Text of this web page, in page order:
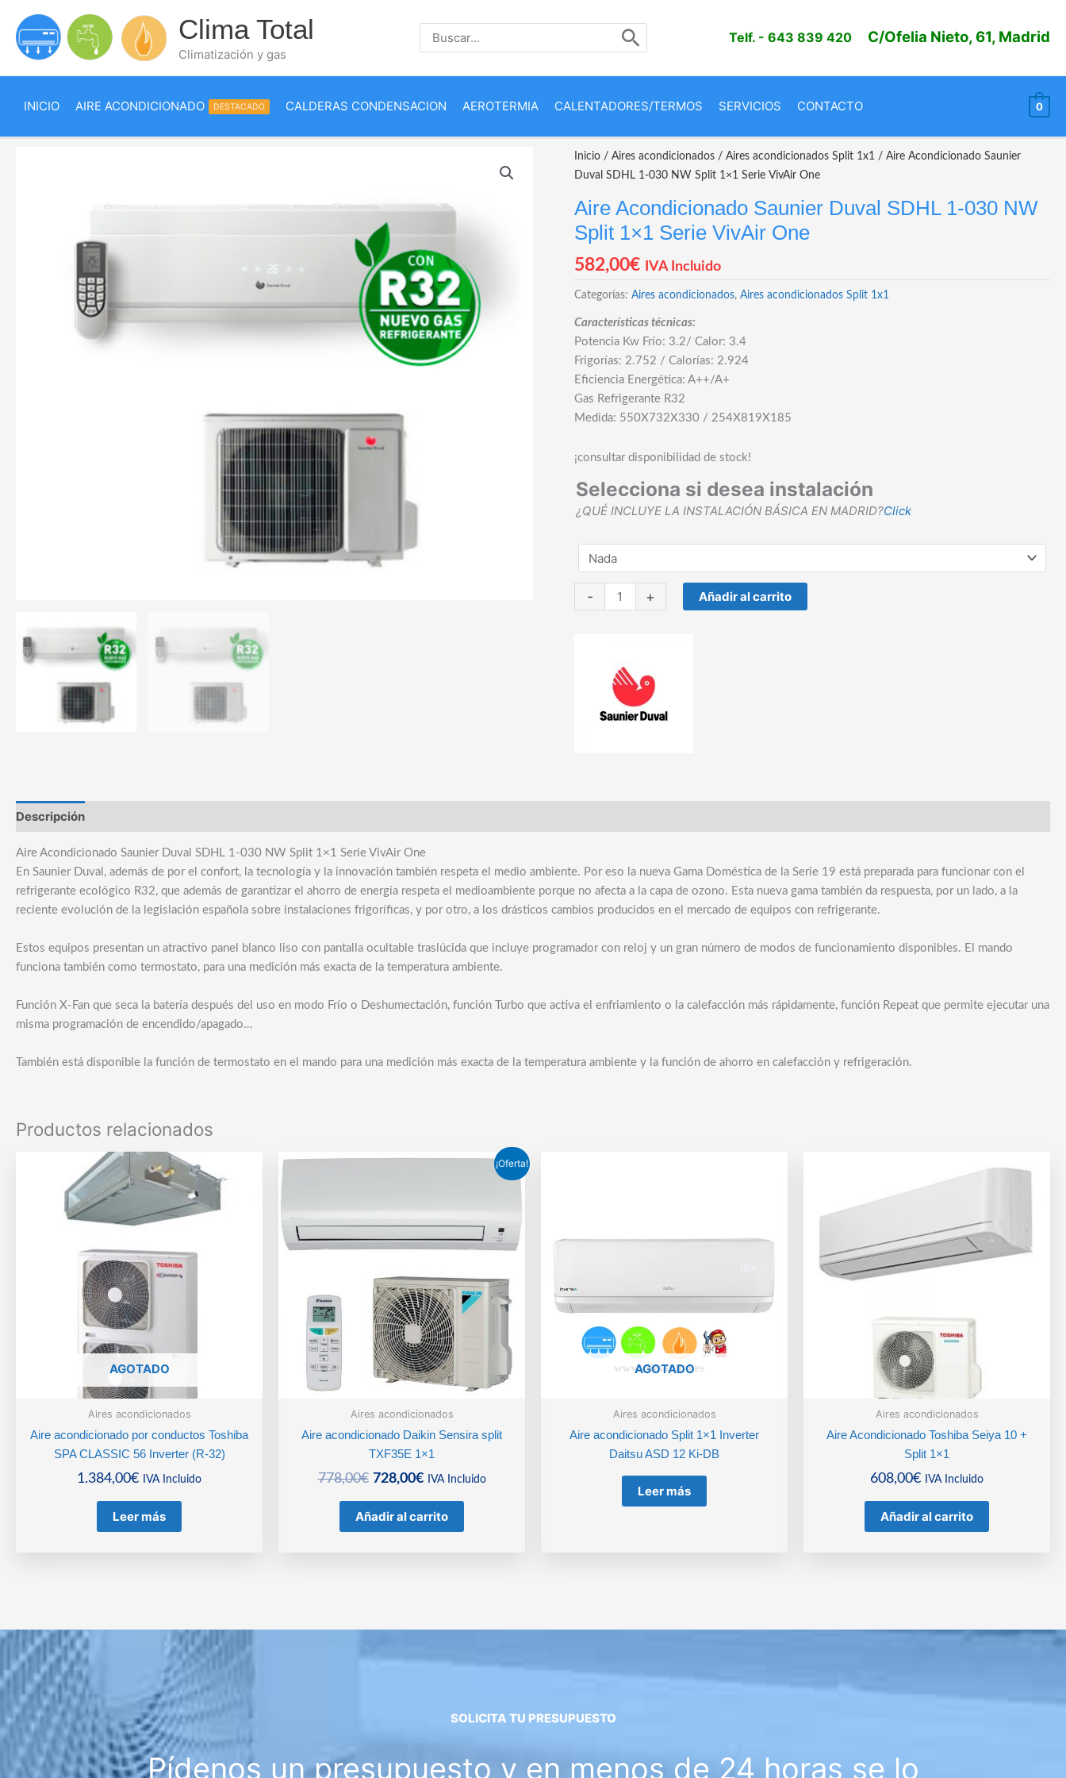
contenido
Clima Total
Climatización y gas
Buscar
por:
Telf. - 643 839 420 C/Ofelia Nieto, 61, Madrid
INICIO AIRE ACONDICIONADO DESTACADO CALDERAS CONDENSACION AEROTERMIA CALENTADORES/TERMOS SERVICIOS CONTACTO 0
Inicio /Aires acondicionados /Aires acondicionados Split 1x1 / Aire Acondicionado Saunier
Duval SDHL 1-030 NW Split 1×1 Serie VivAir One
Aire Acondicionado Saunier Duval SDHL 1-030 NW
Split 1×1 Serie VivAir One
582,00€ IVA Incluido
Categorías:Aires acondicionados,Aires acondicionados Split 1x1
Características técnicas:
Potencia Kw Frío: 3.2/ Calor: 3.4
Frigorías: 2.752 / Calorías: 2.924
Eficiencia Energética: A++/A+
Gas Refrigerante R32
Medida: 550X732X330 / 254X819X185
¡consultar disponibilidad de stock!
Selecciona si desea instalación
¿QUÉ INCLUYE LA INSTALACIÓN BÁSICA EN MADRID?Click
-
Acondicionado
VivAir
+ Añadir al carrito
Descripción
Aire Acondicionado Saunier Duval SDHL 1-030 NW Split 1×1 Serie VivAir One
En Saunier Duval, además de por el confort, la tecnología y la innovación también respeta el medio ambiente. Por eso la nueva Gama Doméstica de la Serie 19 está preparada para funcionar con el
refrigerante ecológico R32, que además de garantizar el ahorro de energía respeta el medioambiente porque no afecta a la capa de ozono. Esta nueva gama también da respuesta, por un lado, a la
reciente evolución de la legislación española sobre instalaciones frigoríficas, y por otro, a los drásticos cambios producidos en el mercado de equipos con refrigerante.
Estos equipos presentan un atractivo panel blanco liso con pantalla ocultable traslúcida que incluye programador con reloj y un gran número de modos de funcionamiento disponibles. El mando
funciona también como termostato, para una medición más exacta de la temperatura ambiente.
Función X-Fan que seca la batería después del uso en modo Frío o Deshumectación, función Turbo que activa el enfriamiento o la calefacción más rápidamente, función Repeat que permite ejecutar una
misma programación de encendido/apagado…
También está disponible la función de termostato en el mando para una medición más exacta de la temperatura ambiente y la función de ahorro en calefacción y refrigeración.
Productos relacionados
AGOTADO
Aires acondicionados
Aire acondicionado por conductos Toshiba
SPA CLASSIC 56 Inverter (R-32)
1.384,00€ IVA Incluido
Leer más
¡Oferta!
Aires acondicionados
Aire acondicionado Daikin Sensira split
TXF35E 1×1
778,00€ El
original
era:
728,00€El
actual
es:
IVA Incluido
Añadir al carrito
AGOTADO
Aires acondicionados
Aire acondicionado Split 1×1 Inverter
Daitsu ASD 12 Ki-DB
Leer más
Aires acondicionados
Aire Acondicionado Toshiba Seiya 10 +
Split 1×1
608,00€ IVA Incluido
Añadir al carrito
SOLICITA TU PRESUPUESTO
Pídenos un presupuesto y en menos de 24 horas se lo